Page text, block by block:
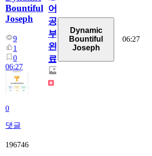
Bountiful
Joseph
9
1
0
06:27
0
댓글
어
공
부
완
료
Dynamic
Bountiful
Joseph
06:27
196746